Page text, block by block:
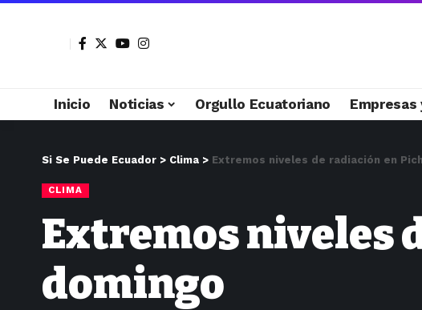
Inicio Noticias Orgullo Ecuatoriano Empresas
Si Se Puede Ecuador > Clima > Extremos niveles de radiación en
CLIMA
Extremos niveles
domingo